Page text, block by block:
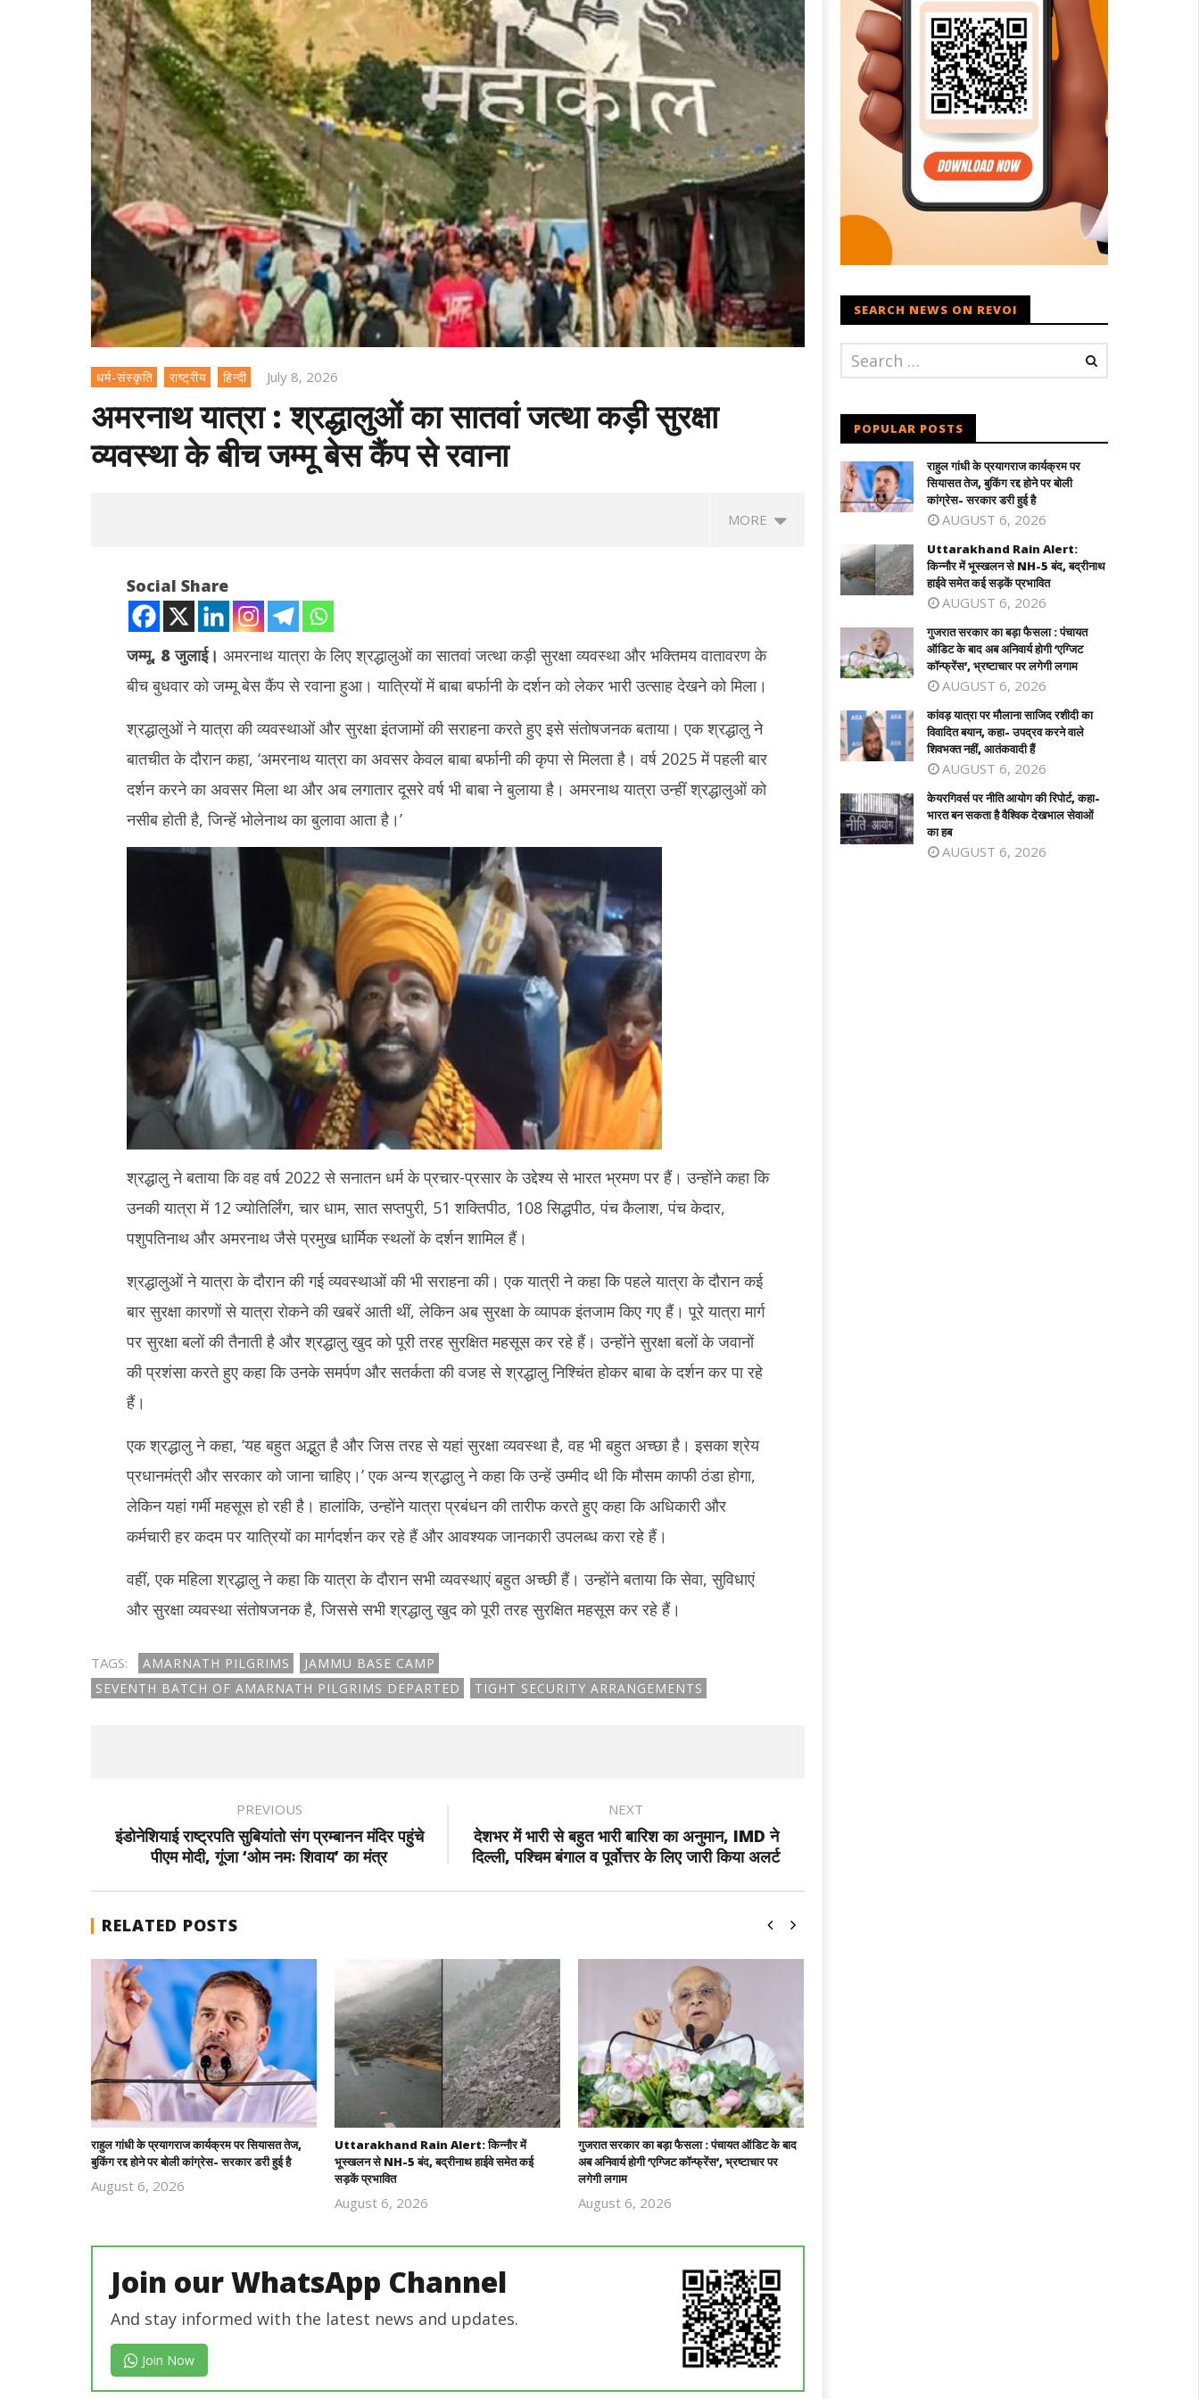
धर्म-संस्कृति राष्ट्रीय हिन्दी July 8, 2026
अमरनाथ यात्रा : श्रद्धालुओं का सातवां जत्था कड़ी सुरक्षा
व्यवस्था के बीच जम्मू बेस कैंप से रवाना
MORE
NOW VIEWING
अमरनाथ यात्रा : श्रद्धालुओं का सातवां जत्था कड़ी
सुरक्षा व्यवस्था के बीच जम्मू बेस कैंप से रवाना
July
8,
2026
राहुल गांधी के प्रयागराज कार्यक्रम पर सियासत
तेज, बुकिंग रद्द होने पर बोली कांग्रेस- सरकार डरी
July
8,
Uttarakhand Rain Alert: किन्नौर में
भूस्खलन से NH-5 बंद, बद्रीनाथ हाईवे समेत कई
सड़कें प्रभावित
July
गुजरात सरकार का बड़ा फैसला : पंचायत ऑडिट के
बाद अब अनिवार्य होगी 'एग्जिट कॉन्फ्रेंस',
कांवड़ यात्रा पर मौलाना साजिद रशीदी का
बयान, कहा- उपद्रव करने वाले शिवभक्त नहीं,
आतंकवादी हैं
July
8,
Social Share
जम्मू, 8 जुलाई। अमरनाथ यात्रा के लिए श्रद्धालुओं का सातवां जत्था कड़ी सुरक्षा व्यवस्था और भक्तिमय वातावरण के
बीच बुधवार को जम्मू बेस कैंप से रवाना हुआ। यात्रियों में बाबा बर्फानी के दर्शन को लेकर भारी उत्साह देखने को मिला।
श्रद्धालुओं ने यात्रा की व्यवस्थाओं और सुरक्षा इंतजामों की सराहना करते हुए इसे संतोषजनक बताया। एक श्रद्धालु ने
बातचीत के दौरान कहा, ‘अमरनाथ यात्रा का अवसर केवल बाबा बर्फानी की कृपा से मिलता है। वर्ष 2025 में पहली बार
दर्शन करने का अवसर मिला था और अब लगातार दूसरे वर्ष भी बाबा ने बुलाया है। अमरनाथ यात्रा उन्हीं श्रद्धालुओं को
नसीब होती है, जिन्हें भोलेनाथ का बुलावा आता है।’
श्रद्धालु ने बताया कि वह वर्ष 2022 से सनातन धर्म के प्रचार-प्रसार के उद्देश्य से भारत भ्रमण पर हैं। उन्होंने कहा कि
उनकी यात्रा में 12 ज्योतिर्लिंग, चार धाम, सात सप्तपुरी, 51 शक्तिपीठ, 108 सिद्धपीठ, पंच कैलाश, पंच केदार,
पशुपतिनाथ और अमरनाथ जैसे प्रमुख धार्मिक स्थलों के दर्शन शामिल हैं।
श्रद्धालुओं ने यात्रा के दौरान की गई व्यवस्थाओं की भी सराहना की। एक यात्री ने कहा कि पहले यात्रा के दौरान कई
बार सुरक्षा कारणों से यात्रा रोकने की खबरें आती थीं, लेकिन अब सुरक्षा के व्यापक इंतजाम किए गए हैं। पूरे यात्रा मार्ग
पर सुरक्षा बलों की तैनाती है और श्रद्धालु खुद को पूरी तरह सुरक्षित महसूस कर रहे हैं। उन्होंने सुरक्षा बलों के जवानों
की प्रशंसा करते हुए कहा कि उनके समर्पण और सतर्कता की वजह से श्रद्धालु निश्चिंत होकर बाबा के दर्शन कर पा रहे
हैं।
एक श्रद्धालु ने कहा, ‘यह बहुत अद्भुत है और जिस तरह से यहां सुरक्षा व्यवस्था है, वह भी बहुत अच्छा है। इसका श्रेय
प्रधानमंत्री और सरकार को जाना चाहिए।’ एक अन्य श्रद्धालु ने कहा कि उन्हें उम्मीद थी कि मौसम काफी ठंडा होगा,
लेकिन यहां गर्मी महसूस हो रही है। हालांकि, उन्होंने यात्रा प्रबंधन की तारीफ करते हुए कहा कि अधिकारी और
कर्मचारी हर कदम पर यात्रियों का मार्गदर्शन कर रहे हैं और आवश्यक जानकारी उपलब्ध करा रहे हैं।
वहीं, एक महिला श्रद्धालु ने कहा कि यात्रा के दौरान सभी व्यवस्थाएं बहुत अच्छी हैं। उन्होंने बताया कि सेवा, सुविधाएं
और सुरक्षा व्यवस्था संतोषजनक है, जिससे सभी श्रद्धालु खुद को पूरी तरह सुरक्षित महसूस कर रहे हैं।
TAGS: AMARNATH PILGRIMS
JAMMU BASE CAMP
SEVENTH BATCH OF AMARNATH PILGRIMS DEPARTED
TIGHT SECURITY ARRANGEMENTS
PREVIOUS
इंडोनेशियाई राष्ट्रपति सुबियांतो संग प्रम्बानन मंदिर पहुंचे
पीएम मोदी, गूंजा ‘ओम नमः शिवाय’ का मंत्र
NEXT
देशभर में भारी से बहुत भारी बारिश का अनुमान, IMD ने
दिल्ली, पश्चिम बंगाल व पूर्वोत्तर के लिए जारी किया अलर्ट
RELATED POSTS
राहुल गांधी के प्रयागराज कार्यक्रम पर सियासत तेज,
बुकिंग रद्द होने पर बोली कांग्रेस- सरकार डरी हुई है
August 6, 2026
Uttarakhand Rain Alert: किन्नौर में
भूस्खलन से NH-5 बंद, बद्रीनाथ हाईवे समेत कई
सड़कें प्रभावित
August 6, 2026
गुजरात सरकार का बड़ा फैसला : पंचायत ऑडिट के बाद
अब अनिवार्य होगी ‘एग्जिट कॉन्फ्रेंस’, भ्रष्टाचार पर
लगेगी लगाम
August 6, 2026
Join our WhatsApp Channel
And stay informed with the latest news and updates.
Join Now
SEARCH NEWS ON REVOI
POPULAR POSTS
राहुल गांधी के प्रयागराज कार्यक्रम पर
सियासत तेज, बुकिंग रद्द होने पर बोली
कांग्रेस- सरकार डरी हुई है
AUGUST 6, 2026
Uttarakhand Rain Alert:
किन्नौर में भूस्खलन से NH-5 बंद, बद्रीनाथ
हाईवे समेत कई सड़कें प्रभावित
AUGUST 6, 2026
गुजरात सरकार का बड़ा फैसला : पंचायत
ऑडिट के बाद अब अनिवार्य होगी ‘एग्जिट
कॉन्फ्रेंस’, भ्रष्टाचार पर लगेगी लगाम
AUGUST 6, 2026
कांवड़ यात्रा पर मौलाना साजिद रशीदी का
विवादित बयान, कहा- उपद्रव करने वाले
शिवभक्त नहीं, आतंकवादी हैं
AUGUST 6, 2026
केयरगिवर्स पर नीति आयोग की रिपोर्ट, कहा-
भारत बन सकता है वैश्विक देखभाल सेवाओं
का हब
AUGUST 6, 2026